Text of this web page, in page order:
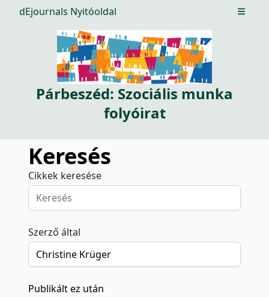
dEjournals Nyitóoldal Open
Párbeszéd: Szociális munka
folyóirat
Keresés
Cikkek keresése
Szerző által
Publikált ez után